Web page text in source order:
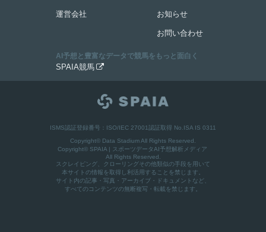
運営会社 お知らせ
お問い合わせ
AI予想と豊富なデータで競馬をもっと面白く
SPAIA競馬 
ISMS認証登録番号：ISO/IEC 27001認証取得 No.ISA IS 0311
Copyright© Data Stadium All Rights Reserved.
Copyright© SPAIA | スポーツデータAI予想解析メディア
All Rights Reserved.
スクレイピング、クローリングその他類似の手段を用いて
本サイトの情報を取得し利活用することを禁じます。
サイト内の記事・写真・アーカイブ・ドキュメントなど、
すべてのコンテンツの無断複写・転載を禁じます。